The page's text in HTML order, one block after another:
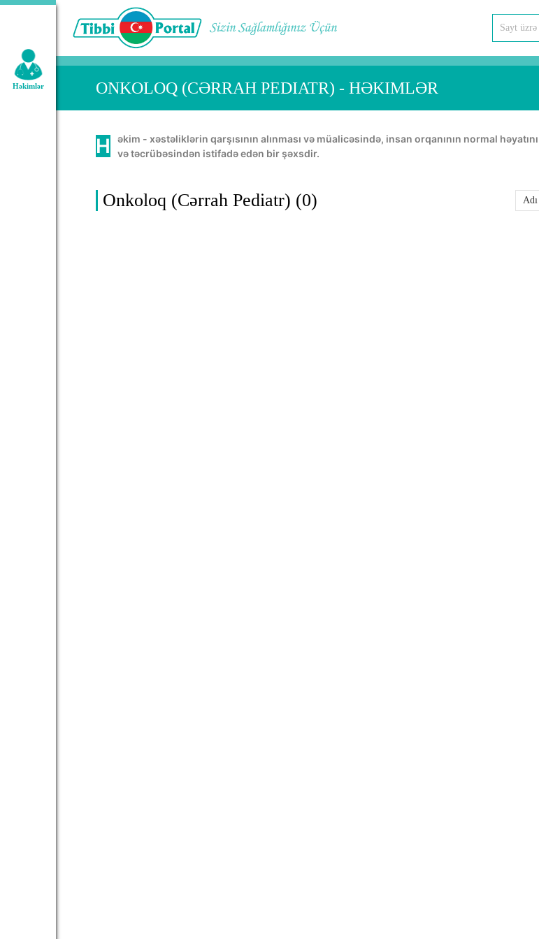
Geniş axtarış:
Həkimlər ONKOLOQ (CƏRRAH PEDIATR) - HƏKIMLƏR
Həkim - xəstəliklərin qarşısının alınması və müalicəsində, insan orqanının normal həyatını təmin etməkdə öz bacarığını, bilik və təcrübəsindən istifadə edən bir şəxsdir.
Onkoloq (Cərrah Pediatr) (0)